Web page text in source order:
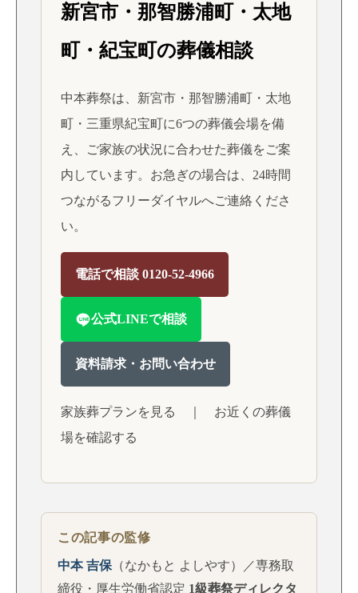
新宮市・那智勝浦町・太地
町・紀宝町の葬儀相談
中本葬祭は、新宮市・那智勝浦町・太地
町・三重県紀宝町に6つの葬儀会場を備
え、ご家族の状況に合わせた葬儀をご案
内しています。お急ぎの場合は、24時間
つながるフリーダイヤルへご連絡くださ
い。
電話で相談 0120-52-4966
公式LINEで相談
資料請求・お問い合わせ
家族葬プランを見る
お近くの葬儀
場を確認する
この記事の監修
中本 吉保 （なかもと よしやす）／専務取
締役・厚生労働省認定 1級葬祭ディレクタ